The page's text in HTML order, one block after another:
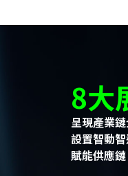
8大
呈現產業
設置智動
賦能供應鏈